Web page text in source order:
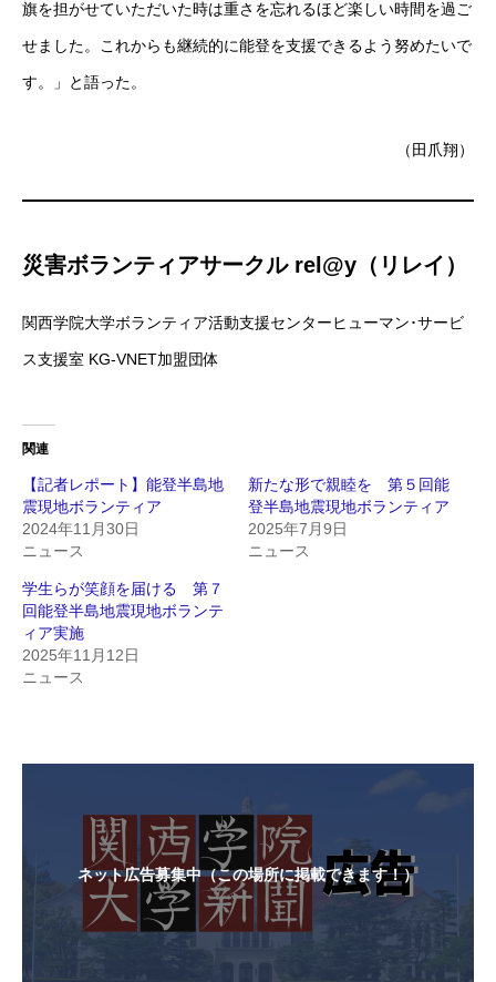
旗を担がせていただいた時は重さを忘れるほど楽しい時間を過ご
せました。これからも継続的に能登を支援できるよう努めたいで
す。」と語った。
（田爪翔）
災害ボランティアサークル rel@y（リレイ）
関西学院大学ボランティア活動支援センターヒューマン･サービ
ス支援室 KG-VNET加盟団体
関連
【記者レポート】能登半島地
震現地ボランティア
2024年11月30日
ニュース
新たな形で親睦を 第５回能
登半島地震現地ボランティア
2025年7月9日
ニュース
学生らが笑顔を届ける 第７
回能登半島地震現地ボランテ
ィア実施
2025年11月12日
ニュース
ネット広告募集中（この場所に掲載できます！）